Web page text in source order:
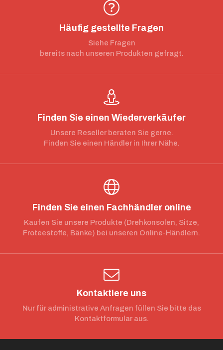
Häufig gestellte Fragen
Siehe Fragen
bereits nach unseren Produkten gefragt.
Finden Sie einen Wiederverkäufer
Unsere Reseller beraten Sie gerne.
Finden Sie einen Händler in Ihrer Nähe.
Finden Sie einen Fachhändler online
Kaufen Sie unsere Produkte (Drehkonsolen, Sitze,
Froteestoffe, Bänke) bei unseren Online-Händlern.
Kontaktiere uns
Nur für administrative Anfragen füllen Sie bitte das
Kontaktformular aus.